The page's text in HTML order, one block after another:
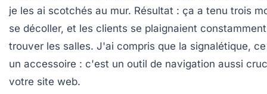
je les ai scotchés au mur. Résultat : ça a tenu trois
se décoller, et les clients se plaignaient
trouver les salles. J'ai compris que la signalétique,
un accessoire : c'est un outil de navigation aussi
votre site web.